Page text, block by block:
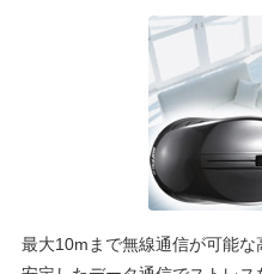
最大10mまで無線通信が可能な